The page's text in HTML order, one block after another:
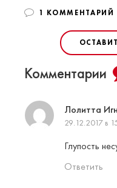
1 КОММЕНТАРИЙ
Комментарии
Лолитта
29.12.2017 в
Глупость
Ответить